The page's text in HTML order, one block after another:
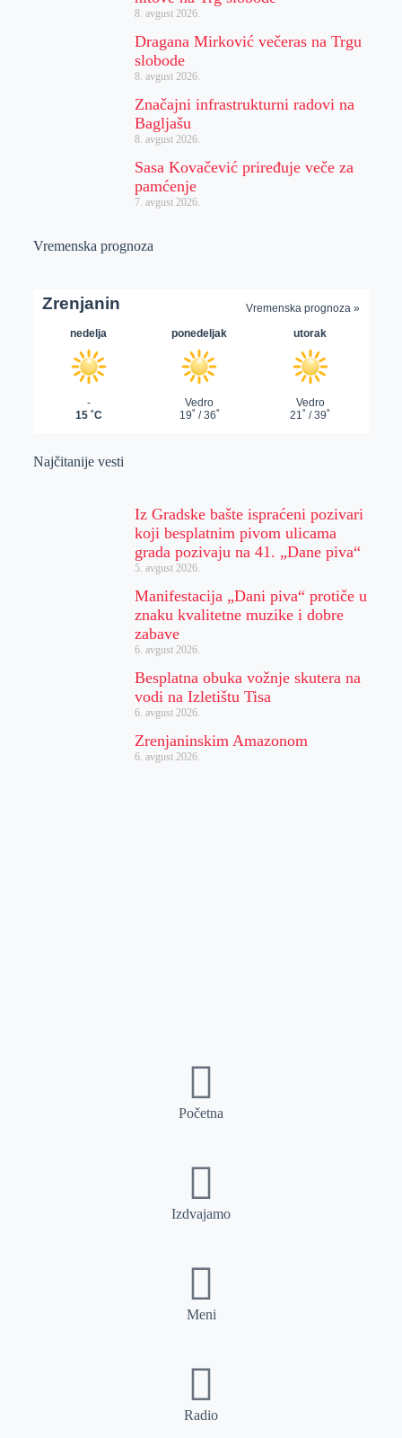
8. avgust 2026.
Dragana Mirković večeras na Trgu
slobode
8. avgust 2026.
Značajni infrastrukturni radovi na
Bagljašu
8. avgust 2026.
Sasa Kovačević priređuje veče za
pamćenje
7. avgust 2026.
Vremenska prognoza
Najčitanije vesti
Iz Gradske bašte ispraćeni pozivari
koji besplatnim pivom ulicama
grada pozivaju na 41. „Dane piva“
5. avgust 2026.
Manifestacija „Dani piva“ protiče u
znaku kvalitetne muzike i dobre
zabave
6. avgust 2026.
Besplatna obuka vožnje skutera na
vodi na Izletištu Tisa
6. avgust 2026.
Zrenjaninskim Amazonom
6. avgust 2026.
Početna
Izdvajamo
Meni
Radio